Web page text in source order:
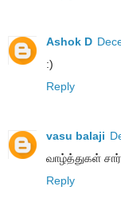
Ashok D
:)
Reply
vasu balaji
வாழ்த்துகள் சார்.
Reply